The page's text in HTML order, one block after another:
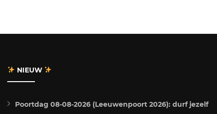
NIEUW
Poortdag 08-08-2026 (Leeuwenpoort 2026): durf jezelf